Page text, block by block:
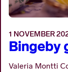
1 NOVEMBER
Bingeby
Valeria Montti